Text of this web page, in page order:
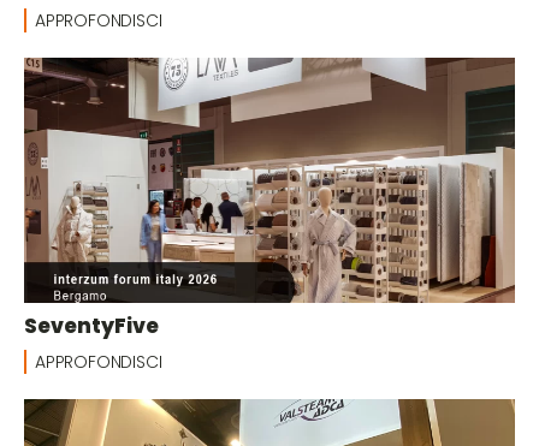
APPROFONDISCI
SeventyFive
APPROFONDISCI